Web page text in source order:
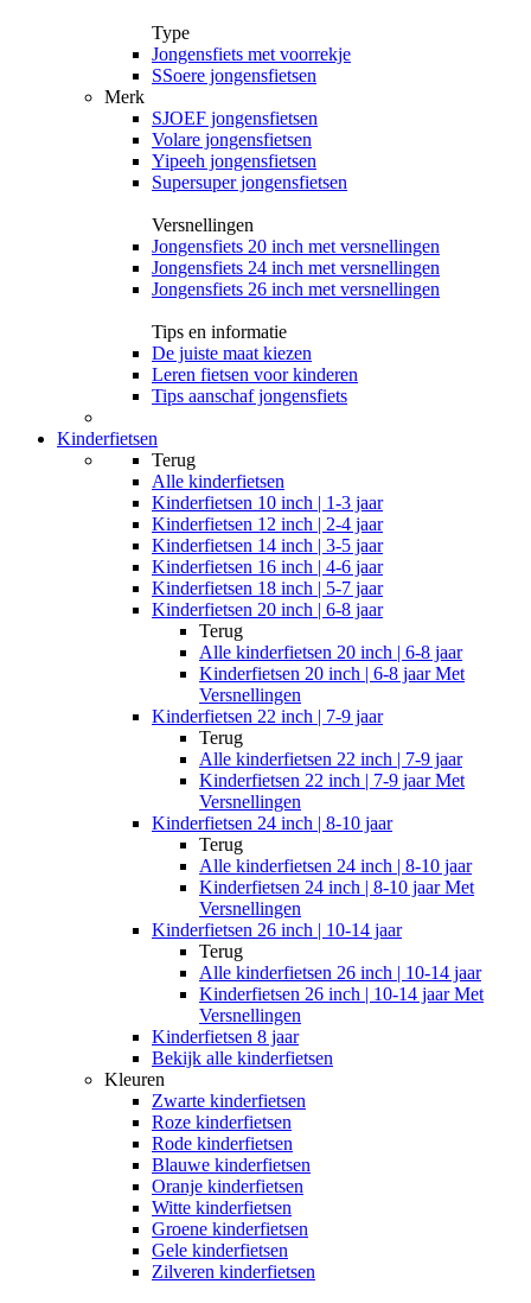
Type
Jongensfiets met voorrekje
SSoere jongensfietsen
Merk
SJOEF jongensfietsen
Volare jongensfietsen
Yipeeh jongensfietsen
Supersuper jongensfietsen
Versnellingen
Jongensfiets 20 inch met versnellingen
Jongensfiets 24 inch met versnellingen
Jongensfiets 26 inch met versnellingen
Tips en informatie
De juiste maat kiezen
Leren fietsen voor kinderen
Tips aanschaf jongensfiets
Kinderfietsen
Terug
Alle kinderfietsen
Kinderfietsen 10 inch | 1-3 jaar
Kinderfietsen 12 inch | 2-4 jaar
Kinderfietsen 14 inch | 3-5 jaar
Kinderfietsen 16 inch | 4-6 jaar
Kinderfietsen 18 inch | 5-7 jaar
Kinderfietsen 20 inch | 6-8 jaar
Terug
Alle kinderfietsen 20 inch | 6-8 jaar
Kinderfietsen 20 inch | 6-8 jaar Met
Versnellingen
Kinderfietsen 22 inch | 7-9 jaar
Terug
Alle kinderfietsen 22 inch | 7-9 jaar
Kinderfietsen 22 inch | 7-9 jaar Met
Versnellingen
Kinderfietsen 24 inch | 8-10 jaar
Terug
Alle kinderfietsen 24 inch | 8-10 jaar
Kinderfietsen 24 inch | 8-10 jaar Met
Versnellingen
Kinderfietsen 26 inch | 10-14 jaar
Terug
Alle kinderfietsen 26 inch | 10-14 jaar
Kinderfietsen 26 inch | 10-14 jaar Met
Versnellingen
Kinderfietsen 8 jaar
Bekijk alle kinderfietsen
Kleuren
Zwarte kinderfietsen
Roze kinderfietsen
Rode kinderfietsen
Blauwe kinderfietsen
Oranje kinderfietsen
Witte kinderfietsen
Groene kinderfietsen
Gele kinderfietsen
Zilveren kinderfietsen